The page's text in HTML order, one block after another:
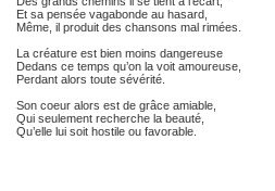
Et sa pensée vagabonde au hasard,
Même, il produit des chansons mal rimées.
La créature est bien moins dangereuse
Dedans ce temps qu’on la voit amoureuse,
Perdant alors toute sévérité.
Son coeur alors est de grâce amiable,
Qui seulement recherche la beauté,
Qu’elle lui soit hostile ou favorable.